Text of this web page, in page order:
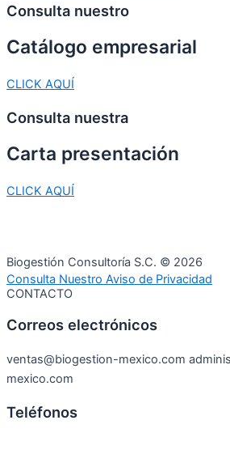
Consulta nuestro
Catálogo empresarial
CLICK AQUÍ
Consulta nuestra
Carta presentación
CLICK AQUÍ
Biogestión Consultoría S.C. © 2026
Consulta Nuestro Aviso de Privacidad
CONTACTO
Correos electrónicos
ventas@biogestion-mexico.com
mexico.com
Teléfonos